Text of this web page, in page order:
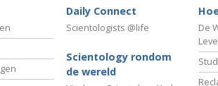
Daily Connect
Scientologists @life
Scientology rondom
de wereld
De